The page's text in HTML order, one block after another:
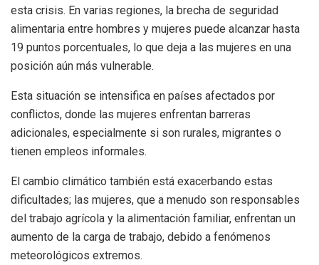
esta crisis. En varias regiones, la brecha de seguridad
alimentaria entre hombres y mujeres puede alcanzar hasta
19 puntos porcentuales, lo que deja a las mujeres en una
posición aún más vulnerable.
Esta situación se intensifica en países afectados por
conflictos, donde las mujeres enfrentan barreras
adicionales, especialmente si son rurales, migrantes o
tienen empleos informales.
El cambio climático también está exacerbando estas
dificultades; las mujeres, que a menudo son responsables
del trabajo agrícola y la alimentación familiar, enfrentan un
aumento de la carga de trabajo, debido a fenómenos
meteorológicos extremos.